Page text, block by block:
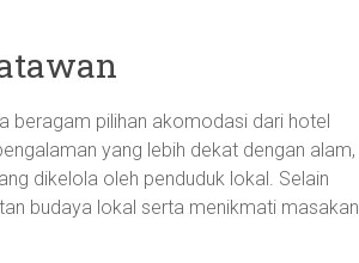
beragam pilihan akomodasi dari hotel
yang lebih dekat dengan alam,
dikelola oleh penduduk lokal. Selain
budaya lokal serta menikmati masakan